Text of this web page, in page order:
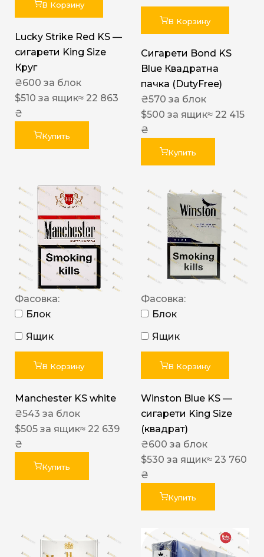
В Корзину
Lucky Strike Red KS —
сигарети King Size
Круг
₴600 за блок
$510 за ящик≈ 22 863
₴
Купить
В Корзину
Сигарети Bond KS
Blue Квадратна
пачка (DutyFree)
₴570 за блок
$500 за ящик≈ 22 415
₴
Купить
Фасовка:
Блок
Ящик
В Корзину
Manchester KS white
₴543 за блок
$505 за ящик≈ 22 639
₴
Купить
Фасовка:
Блок
Ящик
В Корзину
Winston Blue KS —
сигарети King Size
(квадрат)
₴600 за блок
$530 за ящик≈ 23 760
₴
Купить